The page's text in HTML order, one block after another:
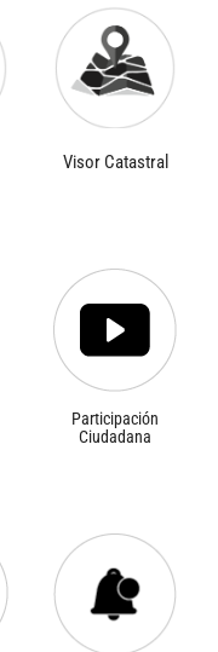
Visor Catastral
Participación
Ciudadana